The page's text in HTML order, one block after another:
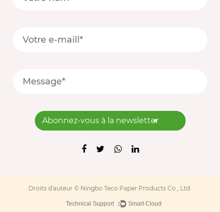
Abonnez-vous à la newsletter
Droits d'auteur © Ningbo Teco Paper Products Co., Ltd.
Technical Support ： Smart Cloud